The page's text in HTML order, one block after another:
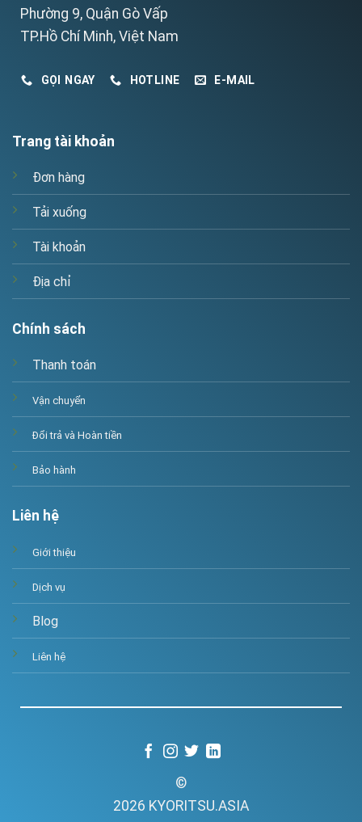
Phường 9, Quận Gò Vấp
TP.Hồ Chí Minh, Việt Nam
GỌI NGAY HOTLINE E-MAIL
Trang tài khoản
Đơn hàng
Tải xuống
Tài khoản
Địa chỉ
Chính sách
Thanh toán
Vận chuyển
Đổi trả và Hoàn tiền
Bảo hành
Liên hệ
Giới thiệu
Dịch vụ
Blog
Liên hệ
©
2026 KYORITSU.ASIA